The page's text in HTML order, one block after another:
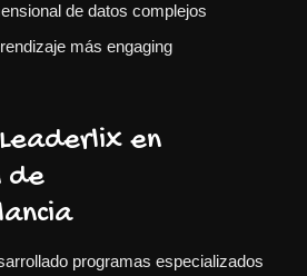
de datos complejos
más engaging
en
de
programas especializados